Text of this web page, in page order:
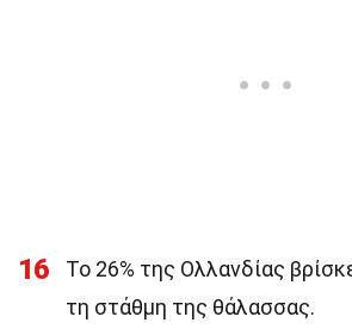
16
Το 26% της Ολλανδίας
τη στάθμη της θάλασσας.